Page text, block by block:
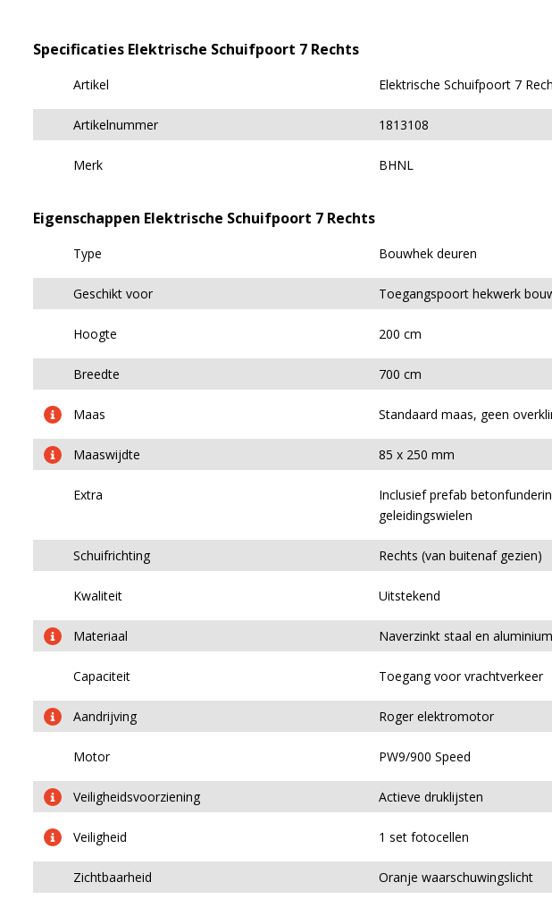
Specificaties Elektrische Schuifpoort 7 Rechts
Artikel Elektrische Schuifpoort 7
Artikelnummer 1813108
Merk BHNL
Eigenschappen Elektrische Schuifpoort 7 Rechts
Type Bouwhek deuren
Geschikt voor Toegangspoort hekwerk
Hoogte 200 cm
Breedte 700 cm
Maas Standaard maas, geen
Maaswijdte 85 x 250 mm
Extra
Inclusief prefab
geleidingswielen
Schuifrichting Rechts (van buitenaf gezien)
Kwaliteit Uitstekend
Materiaal Naverzinkt staal en aluminium
Capaciteit Toegang voor vrachtverkeer
Aandrijving Roger elektromotor
Motor PW9/900 Speed
Veiligheidsvoorziening Actieve druklijsten
Veiligheid 1 set fotocellen
Zichtbaarheid Oranje waarschuwingslicht